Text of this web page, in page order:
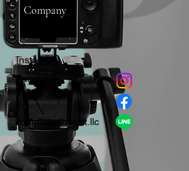
Company
Instagram
​Facebook
company＠habit.llc